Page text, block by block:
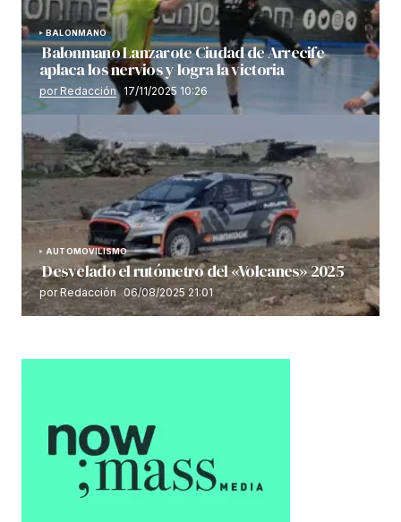
BALONMANO
Balonmano Lanzarote Ciudad de Arrecife
aplaca los nervios y logra la victoria
por Redacción 17/11/2025 10:26
AUTOMOVILISMO
Desvelado el rutómetro del «Volcanes» 2025
por Redacción 06/08/2025 21:01